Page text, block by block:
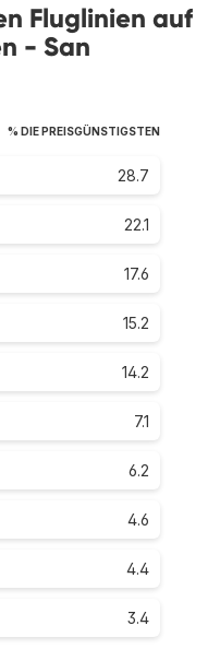
Fluglinien auf
- San
% DIE PREISGÜNSTIGSTEN
28.7
22.1
17.6
15.2
14.2
7.1
6.2
4.6
4.4
3.4